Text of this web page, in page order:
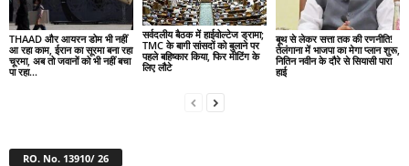
THAAD और आयरन डोम भी नहीं
आ रहा काम, ईरान का सूरमा बना रहा
चूरमा, अब तो जवानों को भी नहीं बचा
पा रहा...
सर्वदलीय बैठक में हाईवोल्टेज ड्रामा;
TMC के बागी सांसदों को बुलाने पर
पहले बहिष्कार किया, फिर मीटिंग के
लिए लौटे
बूथ से लेकर सत्ता तक की रणनीति!
तेलंगाना में भाजपा का मेगा प्लान शुरू,
नितिन नवीन के दौरे से सियासी पारा
हाई
RO. No. 13910/ 26